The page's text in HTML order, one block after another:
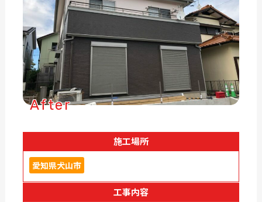
After
施工場所
愛知県犬山市
工事内容